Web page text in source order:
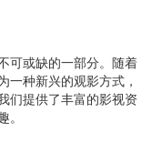
可或缺的一部分。随着
一种新兴的观影方式，
们提供了丰富的影视资